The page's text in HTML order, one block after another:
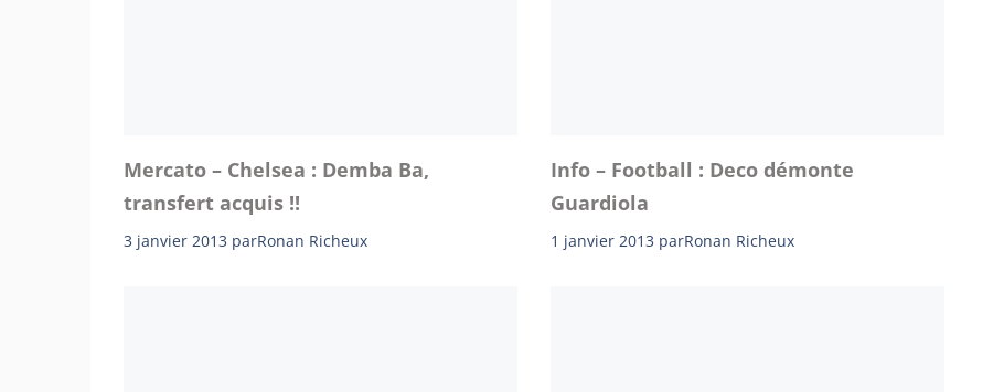
Mercato – Chelsea : Demba Ba,
transfert acquis !!
3 janvier 2013 parRonan Richeux
Info – Football : Deco démonte
Guardiola
1 janvier 2013 parRonan Richeux